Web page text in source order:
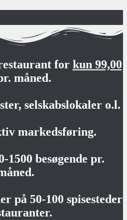
for kun 99,00
måned.
selskabslokaler o.l.
markedsføring.
1500 besøgende pr.
på 50-100 spisesteder